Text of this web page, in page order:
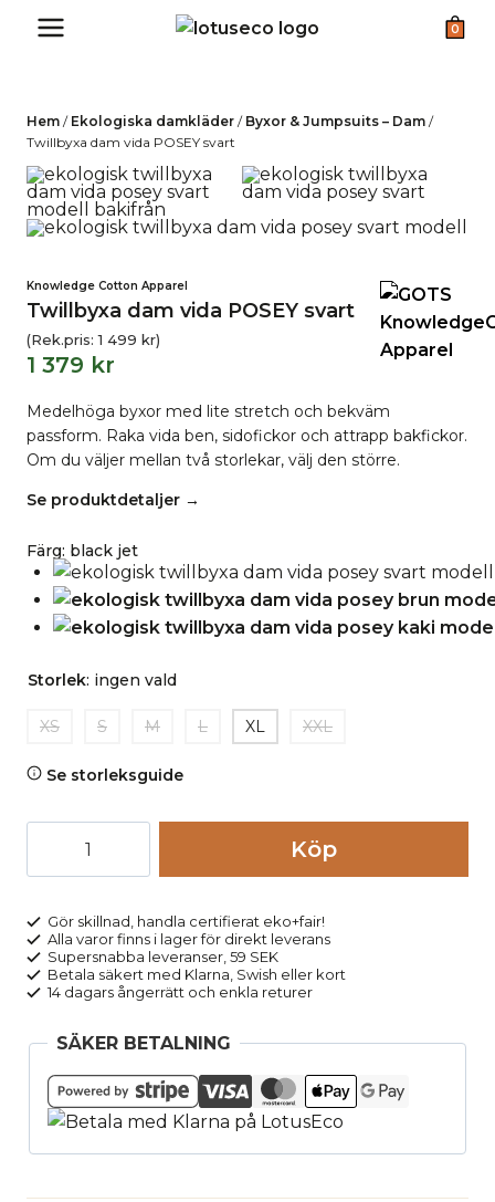
0
Hem / Ekologiska damkläder / Byxor & Jumpsuits – Dam /
Twillbyxa dam vida POSEY svart
Knowledge Cotton Apparel
Twillbyxa dam vida POSEY svart
(Rek.pris:1 499 kr)
1 379 kr
Medelhöga byxor med lite stretch och bekväm
passform. Raka vida ben, sidofickor och attrapp bakfickor.
Om du väljer mellan två storlekar, välj den större.
Se produktdetaljer →
Färg: black jet
Storlek: ingen vald
XS S M L XL XXL
Se storleksguide
POSEY
svart
mängd
Köp
Gör skillnad, handla certifierat eko+fair!
Alla varor finns i lager för direkt leverans
Supersnabba leveranser, 59 SEK
Betala säkert med Klarna, Swish eller kort
14 dagars ångerrätt och enkla returer
SÄKER BETALNING